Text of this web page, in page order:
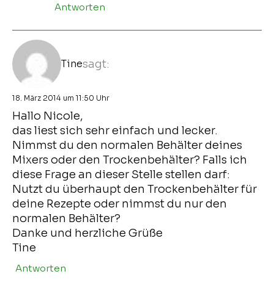
Antworten
Tinesagt:
18. März 2014 um 11:50 Uhr
Hallo Nicole,
das liest sich sehr einfach und lecker.
Nimmst du den normalen Behälter deines
Mixers oder den Trockenbehälter? Falls ich
diese Frage an dieser Stelle stellen darf:
Nutzt du überhaupt den Trockenbehälter für
deine Rezepte oder nimmst du nur den
normalen Behälter?
Danke und herzliche Grüße
Tine
Antworten